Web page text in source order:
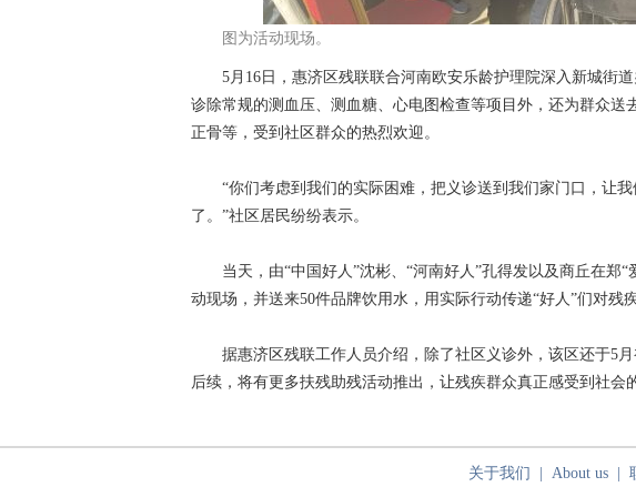
图为活动现场。
5月16日，惠济区残联联合河南欧安乐龄护理院深入新城街道
诊除常规的测血压、测血糖、心电图检查等项目外，还为群众送
正骨等，受到社区群众的热烈欢迎。
“你们考虑到我们的实际困难，把义诊送到我们家门口，让我
了。”社区居民纷纷表示。
当天，由“中国好人”沈彬、“河南好人”孔得发以及商丘在郑“
动现场，并送来50件品牌饮用水，用实际行动传递“好人”们对残
据惠济区残联工作人员介绍，除了社区义诊外，该区还于5月
后续，将有更多扶残助残活动推出，让残疾群众真正感受到社会
关于我们 About us|